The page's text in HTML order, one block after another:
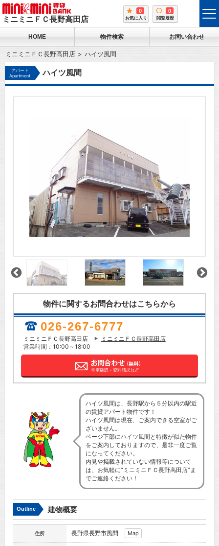
ミニミニＦＣ長野高田店
0
お気に入り
0
閲覧履歴
HOME 物件検索 お問い合わせ
ミニミニＦＣ長野高田店 ハイツ風間
アパート
Apartment
ハイツ風間
物件に関するお問合わせはこちらから
026-267-6777
ミニミニＦＣ長野高田店
ミニミニＦＣ長野高田店
営業時間：10:00～18:00
ハイツ風間は、長野駅から５分以内の駅近
の賃貸アパート物件です！
ハイツ風間は現在、ご案内できる空室がご
ざいません。
ページ下部にハイツ風間と特徴が似た物件
をご案内しておりますので、是非一度ご覧
になってください。
内見や掲載されていない情報等について
は、お気軽に”ミニミニＦＣ長野高田店”ま
でご連絡ください！
Outline 建物概要
住所 長野県長野市風間 Map